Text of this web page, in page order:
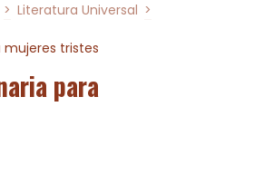
> Literatura Universal >
tristes
para